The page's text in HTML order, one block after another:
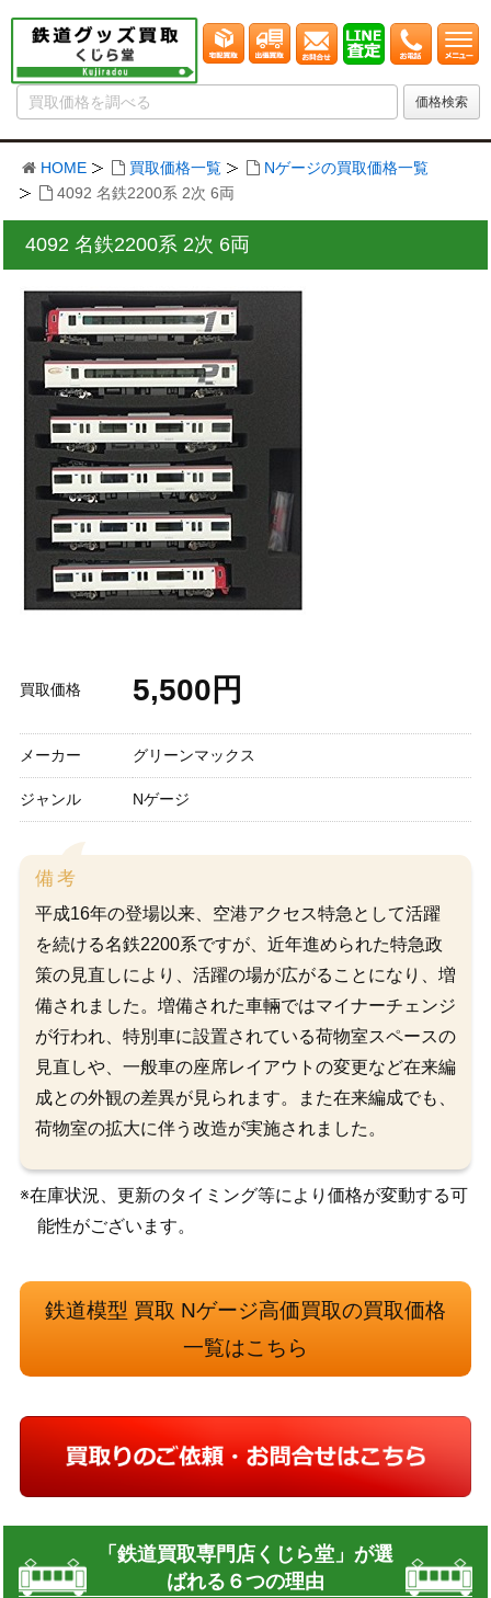
HOME 買取価格一覧
Nゲージの買取価格一覧
4092 名鉄2200系 2次 6両
4092 名鉄2200系 2次 6両
買取価格 5,500円
メーカー グリーンマックス
ジャンル Nゲージ
備考
平成16年の登場以来、空港アクセス特急として活躍
を続ける名鉄2200系ですが、近年進められた特急政
策の見直しにより、活躍の場が広がることになり、増
備されました。増備された車輛ではマイナーチェンジ
が行われ、特別車に設置されている荷物室スペースの
見直しや、一般車の座席レイアウトの変更など在来編
成との外観の差異が見られます。また在来編成でも、
荷物室の拡大に伴う改造が実施されました。
※在庫状況、更新のタイミング等により価格が変動する可
能性がございます。
鉄道模型 買取 Nゲージ高価買取の買取価格
一覧はこちら
「鉄道買取専門店くじら堂」が選
ばれる６つの理由